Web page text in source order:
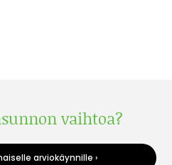
vaihtoa?
arviokäynnille ›